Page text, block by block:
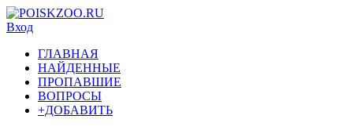
Вход
ГЛАВНАЯ
НАЙДЕННЫЕ
ПРОПАВШИЕ
ВОПРОСЫ
+ДОБАВИТЬ